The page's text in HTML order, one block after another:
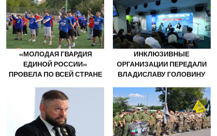
BÖLGESI GAZILERININ
ISTIHDAMI IÇIN RUSYA’DA ILK
UZMANLAŞMIŞ PLATFORMU
OLUŞTURACAK
«МОЛОДАЯ ГВАРДИЯ
ЕДИНОЙ РОССИИ»
ПРОВЕЛА ПО ВСЕЙ СТРАНЕ
ФИЗКУЛЬТУРНИКА
ИНКЛЮЗИВНЫЕ
ОРГАНИЗАЦИИ ПЕРЕДАЛИ
ВЛАДИСЛАВУ ГОЛОВИНУ
НАРОДНУЮ ПРОГРАММУ
«ЕДИНОЙ РОССИИ»